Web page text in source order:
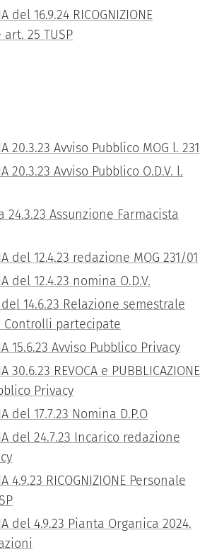
del 16.9.24 RICOGNIZIONE
25 TUSP
20.3.23 Avviso Pubblico MOG l. 231
20.3.23 Avviso Pubblico O.D.V. l.
24.3.23 Assunzione Farmacista
del 12.4.23 redazione MOG 231/01
del 12.4.23 nomina O.D.V.
del 14.6.23 Relazione semestrale
Controlli partecipate
15.6.23 Avviso Pubblico Privacy
30.6.23 REVOCA e PUBBLICAZIONE
Privacy
del 17.7.23 Nomina D.P.O
del 24.7.23 Incarico redazione
4.9.23 RICOGNIZIONE Personale
del 4.9.23 Pianta Organica 2024.